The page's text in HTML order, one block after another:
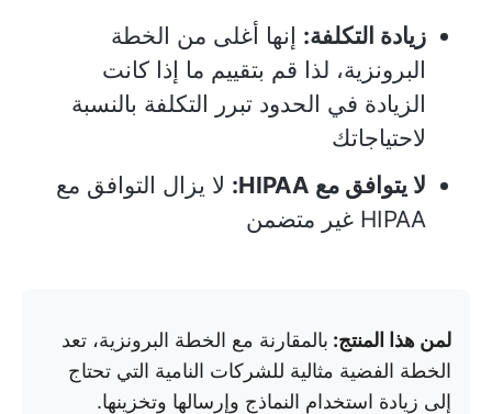
زيادة التكلفة: إنها أغلى من الخطة
البرونزية، لذا قم بتقييم ما إذا كانت
الزيادة في الحدود تبرر التكلفة بالنسبة
لاحتياجاتك
لا يتوافق مع HIPAA:
لا يزال التوافق مع
HIPAA غير متضمن
لمن هذا المنتج: بالمقارنة مع الخطة البرونزية، تعد
الخطة الفضية مثالية للشركات النامية التي تحتاج
إلى زيادة استخدام النماذج وإرسالها وتخزينها.